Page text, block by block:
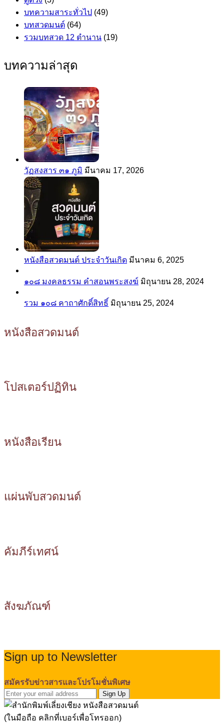
บทความสาระทั่วไป (49)
บทสวดมนต์ (64)
รวมบทสวด 12 ตำนาน (19)
บทความล่าสุด
วัฏสงสาร ๓๑ ภูมิ มีนาคม 17, 2026
หนังสือสวดมนต์ ประจำวันเกิด มีนาคม 6, 2025
๑๐๘ มงคลธรรม คำสอนพระสงฆ์ มิถุนายน 28, 2024
รวม ๑๐๘ คาถาศักดิ์สิทธิ์ มิถุนายน 25, 2024
หนังสือสวดมนต์
โปสเตอร์ปฏิทิน
หนังสือเรียน
แผ่นพับสวดมนต์
คัมภีร์เทศน์
สังฆภัณฑ์
Sign up to Newsletter
สมัครรับข่าวสารและโปรโมชั่นพิเศษ
Sign Up
(ในมือถือ คลิกที่เบอร์เพื่อโทรออก)